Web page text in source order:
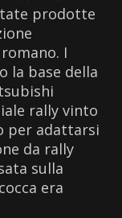
prodotte
I
la base della
rally vinto
per adattarsi
da rally
sulla
era